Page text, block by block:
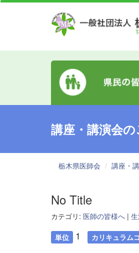
講座・講演会
栃木県医師会 講座・
No Title
カテゴリ: 医師の皆様へ |
単位 1 カリキュラム